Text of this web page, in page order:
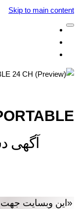
Skip to main content
آگهی‌
«این وبسایت جهت